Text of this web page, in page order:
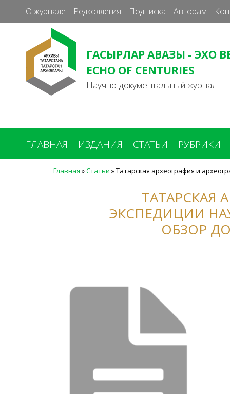
О журнале Редколлегия Подписка Авторам
ГАСЫРЛАР АВАЗЫ - ЭХО
ECHO OF CENTURIES
Научно-документальный журнал
ГЛАВНАЯ ИЗДАНИЯ СТАТЬИ РУБРИКИ
Главная »Статьи »Татарская археография и
ТАТАРСКАЯ
ЭКСПЕДИЦИИ
ОБЗОР